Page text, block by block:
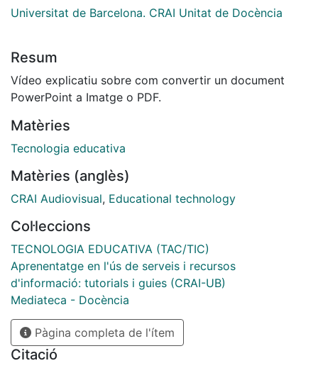
Universitat de Barcelona. CRAI Unitat de Docència
Resum
Vídeo explicatiu sobre com convertir un document
PowerPoint a Imatge o PDF.
Matèries
Tecnologia educativa
Matèries (anglès)
CRAI Audiovisual, Educational technology
Col·leccions
TECNOLOGIA EDUCATIVA (TAC/TIC)
Aprenentatge en l'ús de serveis i recursos
d'informació: tutorials i guies (CRAI-UB)
Mediateca - Docència
Pàgina completa de l'ítem
Citació